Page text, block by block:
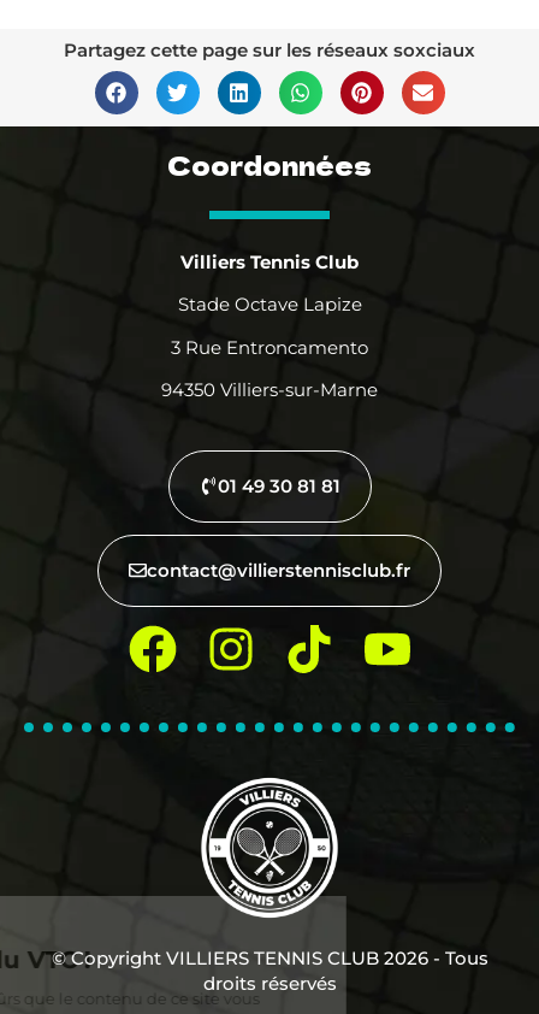
Partagez cette page sur les réseaux soxciaux
Coordonnées
Villiers Tennis Club
Stade Octave Lapize
3 Rue Entroncamento
94350 Villiers-sur-Marne
01 49 30 81 81
contact@villierstennisclub.fr
© Copyright VILLIERS TENNIS CLUB 2026 - Tous
droits réservés